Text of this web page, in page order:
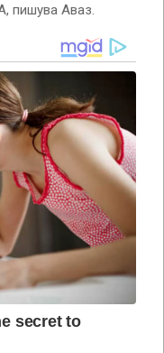
пишува Аваз.